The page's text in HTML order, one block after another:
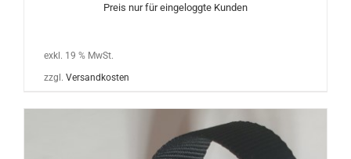
Preis nur für eingeloggte Kunden
exkl. 19 % MwSt.
zzgl. Versandkosten